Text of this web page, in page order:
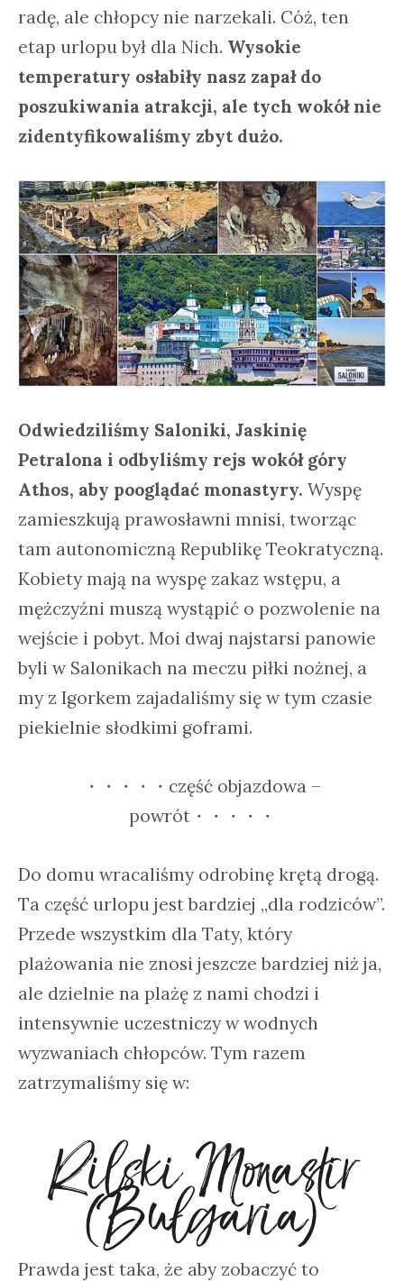
radę, ale chłopcy nie narzekali. Cóż, ten
etap urlopu był dla Nich. Wysokie
temperatury osłabiły nasz zapał do
poszukiwania atrakcji, ale tych wokół nie
zidentyfikowaliśmy zbyt dużo.
Odwiedziliśmy Saloniki, Jaskinię
Petralona i odbyliśmy rejs wokół góry
Athos, aby pooglądać monastyry. Wyspę
zamieszkują prawosławni mnisi, tworząc
tam autonomiczną Republikę Teokratyczną.
Kobiety mają na wyspę zakaz wstępu, a
mężczyźni muszą wystąpić o pozwolenie na
wejście i pobyt. Moi dwaj najstarsi panowie
byli w Salonikach na meczu piłki nożnej, a
my z Igorkem zajadaliśmy się w tym czasie
piekielnie słodkimi goframi.
・・・・・część objazdowa –
powrót・・・・・
Do domu wracaliśmy odrobinę krętą drogą.
Ta część urlopu jest bardziej „dla rodziców”.
Przede wszystkim dla Taty, który
plażowania nie znosi jeszcze bardziej niż ja,
ale dzielnie na plażę z nami chodzi i
intensywnie uczestniczy w wodnych
wyzwaniach chłopców. Tym razem
zatrzymaliśmy się w:
Rilski Monastir
(Bułgaria)
Prawda jest taka, że aby zobaczyć to